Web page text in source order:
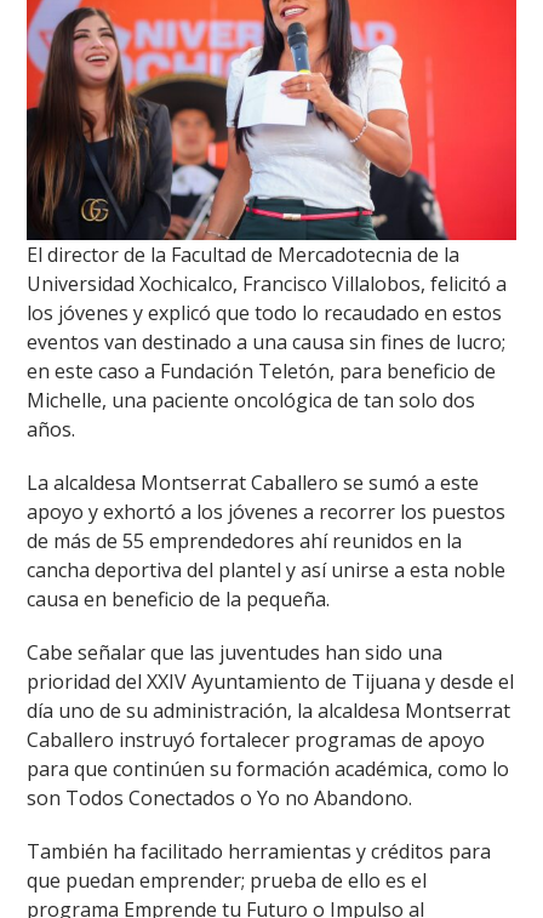
El director de la Facultad de Mercadotecnia de la
Universidad Xochicalco, Francisco Villalobos, felicitó a
los jóvenes y explicó que todo lo recaudado en estos
eventos van destinado a una causa sin fines de lucro;
en este caso a Fundación Teletón, para beneficio de
Michelle, una paciente oncológica de tan solo dos
años.
La alcaldesa Montserrat Caballero se sumó a este
apoyo y exhortó a los jóvenes a recorrer los puestos
de más de 55 emprendedores ahí reunidos en la
cancha deportiva del plantel y así unirse a esta noble
causa en beneficio de la pequeña.
Cabe señalar que las juventudes han sido una
prioridad del XXIV Ayuntamiento de Tijuana y desde el
día uno de su administración, la alcaldesa Montserrat
Caballero instruyó fortalecer programas de apoyo
para que continúen su formación académica, como lo
son Todos Conectados o Yo no Abandono.
También ha facilitado herramientas y créditos para
que puedan emprender; prueba de ello es el
programa Emprende tu Futuro o Impulso al